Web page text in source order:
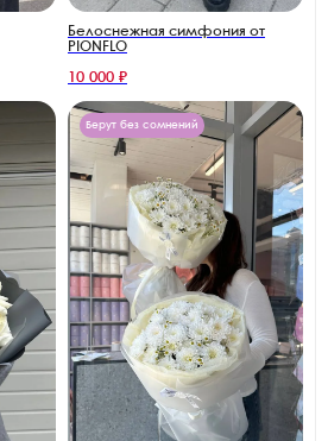
Белоснежная симфония от
PIONFLO
10 000 ₽
Берут без сомнений